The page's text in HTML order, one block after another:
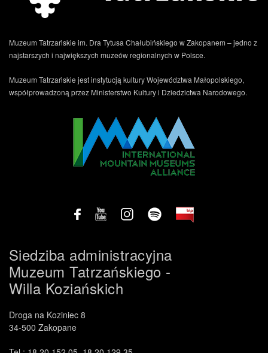
Muzeum Tatrzańskie im. Dra Tytusa Chałubińskiego w Zakopanem – jedno z
najstarszych i największych muzeów regionalnych w Polsce.
Muzeum Tatrzańskie jest instytucją kultury Województwa Małopolskiego,
współprowadzoną przez Ministerstwo Kultury i Dziedzictwa Narodowego.
Siedziba administracyjna
Muzeum Tatrzańskiego -
Willa Koziańskich
Droga na Koziniec 8
34-500 Zakopane
.